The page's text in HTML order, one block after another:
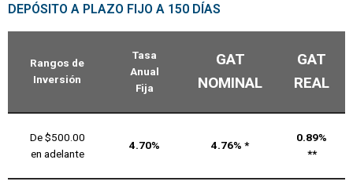
DEPÓSITO A PLAZO FIJO A 150 DÍAS
Rangos de
Inversión
Tasa
Anual
Fija
GAT
NOMINAL
GAT
REAL
De $500.00
en adelante
4.70% 4.76% *
0.89%
**